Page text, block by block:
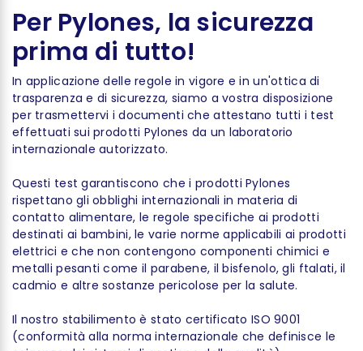
Per Pylones, la sicurezza
prima di tutto!
In applicazione delle regole in vigore e in un'ottica di
trasparenza e di sicurezza, siamo a vostra disposizione
per trasmettervi i documenti che attestano tutti i test
effettuati sui prodotti Pylones da un laboratorio
internazionale autorizzato.
Questi test garantiscono che i prodotti Pylones
rispettano gli obblighi internazionali in materia di
contatto alimentare, le regole specifiche ai prodotti
destinati ai bambini, le varie norme applicabili ai prodotti
elettrici e che non contengono componenti chimici e
metalli pesanti come il parabene, il bisfenolo, gli ftalati, il
cadmio e altre sostanze pericolose per la salute.
Il nostro stabilimento è stato certificato ISO 9001
(conformità alla norma internazionale che definisce le